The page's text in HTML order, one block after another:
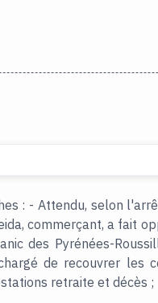
: - Attendu, selon
commerçant, a fait
des Pyrénées-
de recouvrer les
retraite et décès ;